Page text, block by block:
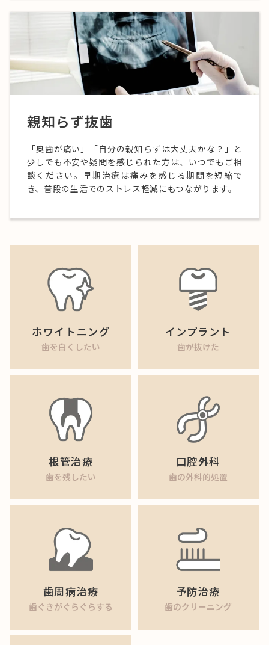
親知らず抜歯
「奥歯が痛い」「自分の親知らずは大丈夫かな？」と
少しでも不安や疑問を感じられた方は、いつでもご相
談ください。早期治療は痛みを感じる期間を短縮で
き、普段の生活でのストレス軽減にもつながります。
ホワイトニング
歯を白くしたい
インプラント
歯が抜けた
根管治療
歯を残したい
口腔外科
歯の外科的処置
歯周病治療
歯ぐきがぐらぐらする
予防治療
歯のクリーニング